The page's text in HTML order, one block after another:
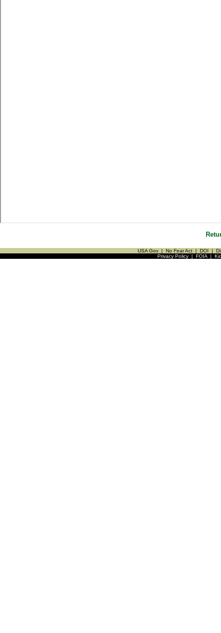
USA Gov | No Fear Act | DOI |
Privacy Policy| FOIA|